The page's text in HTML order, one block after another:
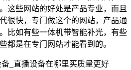
这些网站的好处是产品专业，而且
很快，专门做这个的网站，产品通
比如有些一体机带智能补光，有些
都是在专门网站才能看到的。